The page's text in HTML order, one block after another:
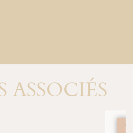
ASSOCIÉS